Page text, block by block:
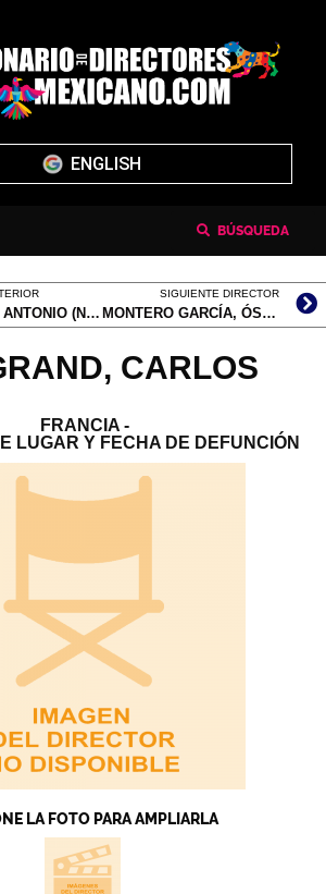
ENGLISH
BÚSQUEDA
MOMPLET, ANTONIO (NOMBRE VERDADERO, ANTONI MOMPLET I GUERRA)
SIGUIENTE DIRECTOR
MONTERO GARCÍA, ÓSCAR ALEJANDRO
CARLOS
FRANCIA -
LUGAR Y FECHA DE DEFUNCIÓN
LA FOTO PARA AMPLIARLA